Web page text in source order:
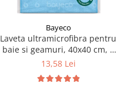
Bayeco
Laveta ultramicrofibra pentru
baie si geamuri, 40x40 cm, 1
buc
13,58 Lei